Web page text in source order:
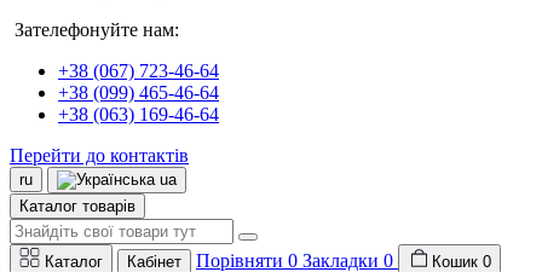
Зателефонуйте нам:
+38 (067) 723-46-64
+38 (099) 465-46-64
+38 (063) 169-46-64
Перейти до контактів
ru
ua
Каталог товарів
Каталог Кабінет Порівняти 0 Закладки 0 Кошик 0